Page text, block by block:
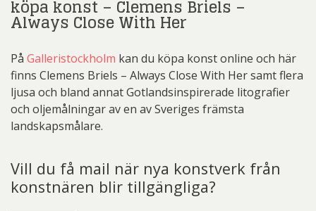
köpa konst – Clemens Briels –
Always Close With Her
På Galleristockholm kan du köpa konst online och här
finns Clemens Briels – Always Close With Her samt flera
ljusa och bland annat Gotlandsinspirerade litografier
och oljemålningar av en av Sveriges främsta
landskapsmålare.
Vill du få mail när nya konstverk från
konstnären blir tillgängliga?